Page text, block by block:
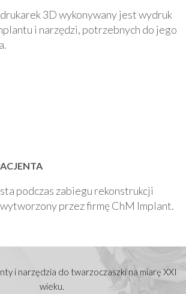
3D wykonywany jest wydruk
i narzędzi, potrzebnych do jego
podczas zabiegu rekonstrukcji
przez firmę ChM Implant.
i narzędzia do twarzoczaszki na miarę XXI
wieku.